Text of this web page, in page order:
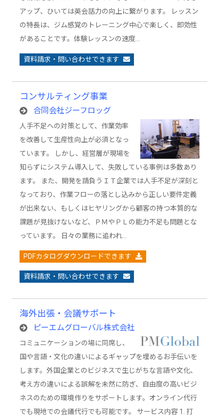
アップ、ひいては英会話力の向上に繋がります。 レッスン
の特長は、ジム感覚のトレーニング中心で楽しく、即効性
があることです。体験レッスンの速度…
資料請求・問い合わせできます
コンサルティング事業
合同会社ジーフロッグ
人手不足への対策として、作業効率
を改善して生産性向上が必須となっ
ています。 しかし、経営層が現場を
知らずにシステム導入して、失敗している事例は多数あり
ます。 また、開発を請負うＩＴ企業では人手不足が深刻と
なっており、作業フローの落とし込みから正しい要件定義
が出来ない、もしくはヒヤリングから顧客の持つ本質的な
課題が見抜けないなど、ＰＭやＰＬの能力不足も問題とな
っています。 日々の業務に追われ…
PDFカタログダウンロードできます
資料請求・問い合わせできます
海外出張・会議サポート
ピーエムグローバル株式会社
コミュニケーションの場に同席し、
国や言語・文化の違いによるギャップを埋めるお手伝いを
します。外国企業とのビジネスで生じがちな言語や文化、
考え方の違いによる誤解を未然に防ぎ、自由度の高いビジ
ネスのための環境作りをサポートします。オンライン代行
でも現地での会議代行でも可能です。 サービス内容 1. 打